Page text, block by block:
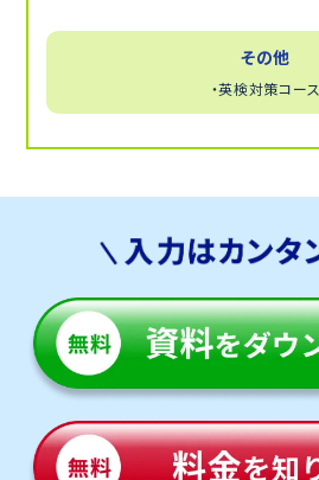
その他
・英検対策コース